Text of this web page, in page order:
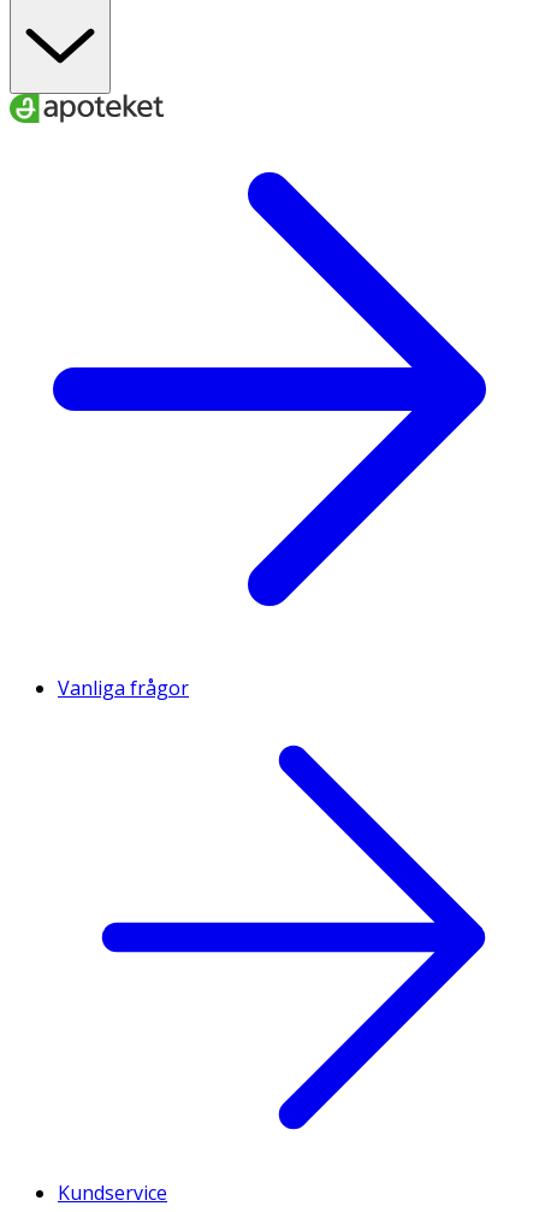
Vanliga frågor
Kundservice